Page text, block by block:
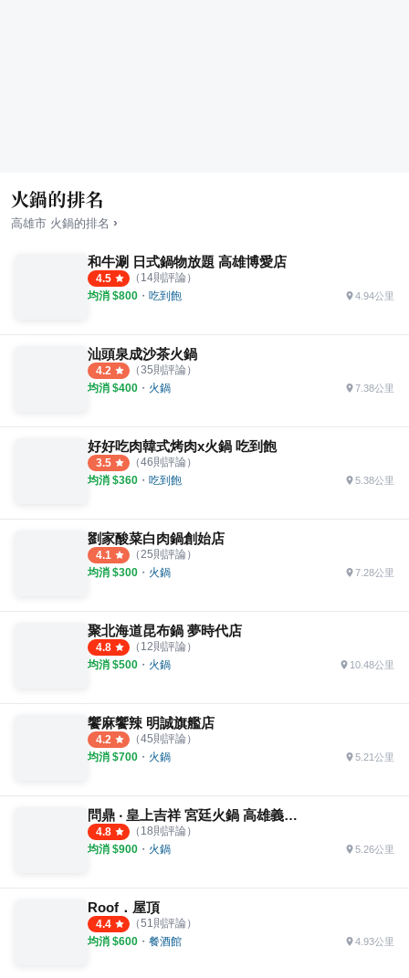
火鍋的排名
高雄市 火鍋的排名 ›
和牛涮 日式鍋物放題 高雄博愛店
4.5 （ 14則評論）
均消 $800 ・ 吃到飽 4.94公里
汕頭泉成沙茶火鍋
4.2 （35則評論）
均消 $400 ・ 火鍋 7.38公里
好好吃肉韓式烤肉x火鍋 吃到飽
3.5 （46則評論）
均消 $360 ・ 吃到飽 5.38公里
劉家酸菜白肉鍋創始店
4.1 （25則評論）
均消 $300 ・ 火鍋 7.28公里
聚北海道昆布鍋 夢時代店
4.8 （ 12則評論）
均消 $500 ・ 火鍋 10.48公里
饗麻饗辣 明誠旗艦店
4.2 （45則評論）
均消 $700 ・ 火鍋 5.21公里
問鼎 ‧ 皇上吉祥 宮廷火鍋 高雄義享店
4.8 （ 18則評論）
均消 $900 ・ 火鍋 5.26公里
Roof．屋頂
4.4 （51則評論）
均消 $600 ・ 餐酒館 4.93公里